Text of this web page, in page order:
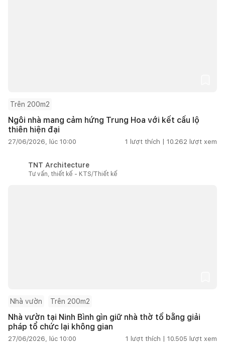
Trên 200m2
Ngôi nhà mang cảm hứng Trung Hoa với kết cấu lộ
thiên hiện đại
27/06/2026, lúc 10:00 1 lượt thích | 10.262 lượt xem
TNT Architecture
Tư vấn, thiết kế - KTS/Thiết kế
Nhà vườn Trên 200m2
Nhà vườn tại Ninh Bình gìn giữ nhà thờ tổ bằng giải
pháp tổ chức lại không gian
27/06/2026, lúc 10:00 1 lượt thích | 10.505 lượt xem